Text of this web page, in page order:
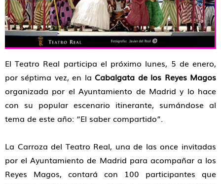
El Teatro Real participa el próximo lunes, 5 de enero,
por séptima vez, en laCabalgata de los Reyes Magos
organizada por el Ayuntamiento de Madrid y lo hace
con su popular escenario itinerante, sumándose al
tema de este año: “El saber compartido”.
La Carroza del Teatro Real, una de las once invitadas
por el Ayuntamiento de Madrid para acompañar a los
Reyes Magos, contará con 100 participantes que